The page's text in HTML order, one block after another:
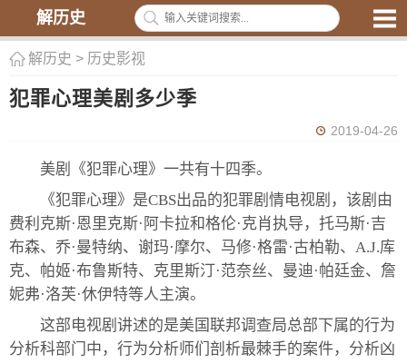
解历史
解历史 > 历史影视
犯罪心理美剧多少季
2019-04-26
美剧《犯罪心理》一共有十四季。
《犯罪心理》是CBS出品的犯罪剧情电视剧，该剧由
费利克斯·恩里克斯·阿卡拉和格伦·克肖执导，托马斯·吉
布森、乔·曼特纳、谢玛·摩尔、马修·格雷·古柏勒、A.J.库
克、帕姬·布鲁斯特、克里斯汀·范奈丝、曼迪·帕廷金、詹
妮弗·洛芙·休伊特等人主演。
这部电视剧讲述的是美国联邦调查局总部下属的行为
分析科部门中，行为分析师们剖析最棘手的案件，分析凶